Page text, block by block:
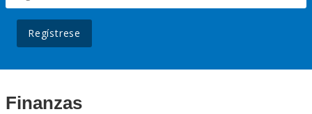
Regístrese
Finanzas